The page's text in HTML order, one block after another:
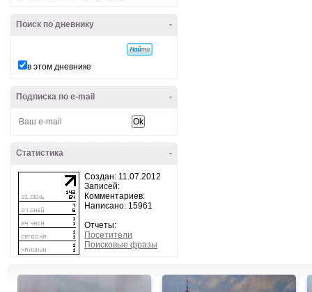
-
Поиск по дневнику
в этом дневнике
-
Подписка по e-mail
-
Статистика
Создан: 11.07.2012
Записей:
Комментариев:
Написано: 15961
Отчеты:
Посетители
Поисковые фразы